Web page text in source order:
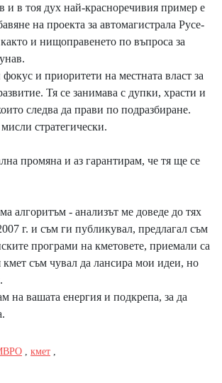
и в тоя дух най-красноречивия пример е
на проекта за автомагистрала Русе-
и нищоправенето по въпроса за
фокус и приоритети на местната власт за
Тя се занимава с дупки, храсти и
следва да прави по подразбиране.
стратегически.
промяна и аз гарантирам, че тя ще се
алгоритъм - анализът ме доведе до тях
г. и съм ги публикувал, предлагал съм
програми на кметовете, приемали са
съм чувал да лансира мои идеи, но
на вашата енергия и подкрепа, за да
кмет